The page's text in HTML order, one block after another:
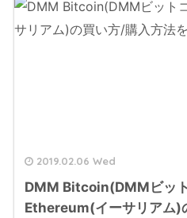
2019.02.06 Wed
DMM Bitcoin(DMMビッ
Ethereum(イーサリアム)